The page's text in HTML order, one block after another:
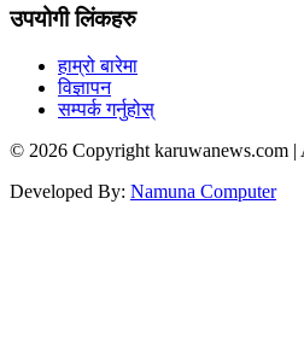
उपयोगी लिंकहरु
हाम्रो बारेमा
विज्ञापन
सम्पर्क गर्नुहोस्
© 2026 Copyright karuwanews.com |
Developed By: Namuna Computer